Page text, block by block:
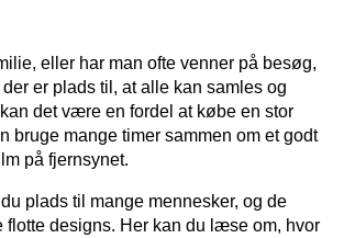
eller har man ofte venner på besøg,
er plads til, at alle kan samles og
det være en fordel at købe en stor
bruge mange timer sammen om et godt
på fjernsynet.
plads til mange mennesker, og de
flotte designs. Her kan du læse om, hvor